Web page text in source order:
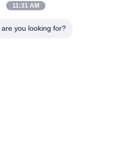
Sains Baoneng, Komunitas
11:31 AM
you looking for?